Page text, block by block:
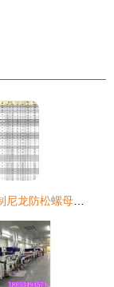
中碳钢英美制尼龙防松螺母技术解析与应用指南